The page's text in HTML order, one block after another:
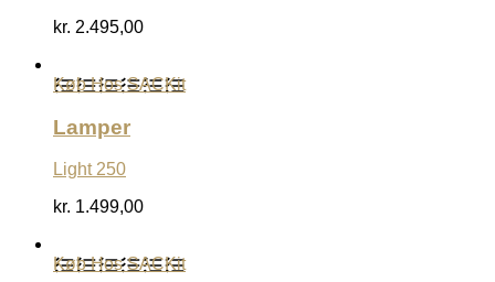
kr. 2.495,00
Køb Hos SACKit
Lamper
Light 250
kr. 1.499,00
Køb Hos SACKit